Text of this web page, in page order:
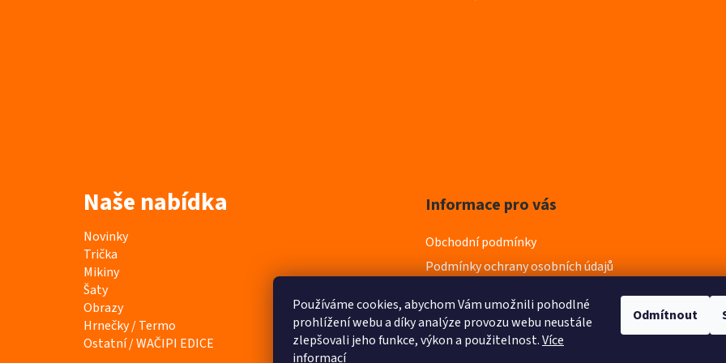
Používáme cookies, abychom Vám umožnili pohodlné
prohlížení webu a díky analýze provozu webu neustále
zlepšovali jeho funkce, výkon a použitelnost.Více
informací
Odmítnout
Naše nabídka
Přeskočit
kategorie
K
a
t
e
g
o
r
Novinky
Trička
Mikiny
Šaty
Obrazy
Hrnečky / Termo
Ostatní / WAČIPI EDICE
Informace pro vás
Obchodní podmínky
Podmínky ochrany osobních údajů